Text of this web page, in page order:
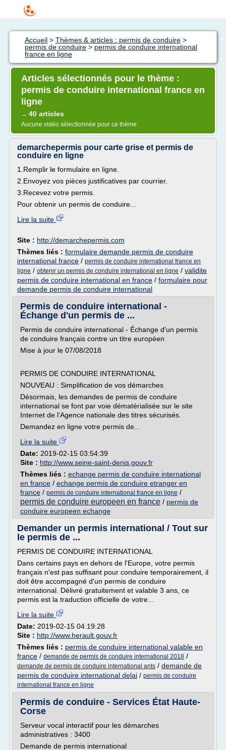
Accueil > Thèmes & articles : permis de conduire >
permis de conduire > permis de conduire international
france en ligne
Articles sélectionnés pour le thème :
permis de conduire international france en
ligne
→ 40 articles
Aucune vidéo sélectionnée pour ce thème
demarchepermis pour carte grise et permis de
conduire en ligne
1.Remplir le formulaire en ligne.
2.Envoyez vos pièces justificatives par courrier.
3.Recevez votre permis.
Pour obtenir un permis de conduire...
Lire la suite
Site : http://demarchepermis.com
Thèmes liés : formulaire demande permis de conduire
international france / permis de conduire international france en
ligne / obtenir un permis de conduire international en ligne / validite
permis de conduire international en france / formulaire pour
demande permis de conduire international
Permis de conduire international -
Échange d'un permis de ...
Permis de conduire international - Échange d'un permis
de conduire français contre un titre européen
Mise à jour le 07/08/2018
PERMIS DE CONDUIRE INTERNATIONAL
NOUVEAU : Simplification de vos démarches
Désormais, les demandes de permis de conduire
international se font par voie dématérialisée sur le site
Internet de l'Agence nationale des titres sécurisés.
Demandez en ligne votre permis de...
Lire la suite
Date: 2019-02-15 03:54:39
Site : http://www.seine-saint-denis.gouv.fr
Thèmes liés : echange permis de conduire international
en france / echange permis de conduire etranger en
france / permis de conduire international france en ligne /
permis de conduire europeen en france / permis de
conduire europeen echange
Demander un permis international / Tout sur
le permis de ...
PERMIS DE CONDUIRE INTERNATIONAL
Dans certains pays en dehors de l'Europe, votre permis
français n'est pas suffisant pour conduire temporairement, il
doit être accompagné d'un permis de conduire
international. Délivré gratuitement et valable 3 ans, ce
permis est la traduction officielle de votre...
Lire la suite
Date: 2019-02-15 04:19:28
Site : http://www.herault.gouv.fr
Thèmes liés : permis de conduire international valable en
france / demande de permis de conduire international 2018 /
demande de permis de conduire international ants / demande de
permis de conduire international delai / permis de conduire
international france en ligne
Permis de conduire - Services État Haute-
Corse
Serveur vocal interactif pour les démarches
administratives : 3400
Demande de permis international